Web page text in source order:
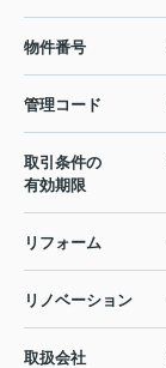
物件番号
管理コード
取引条件の
有効期限
リフォーム
リノベーション
取扱会社